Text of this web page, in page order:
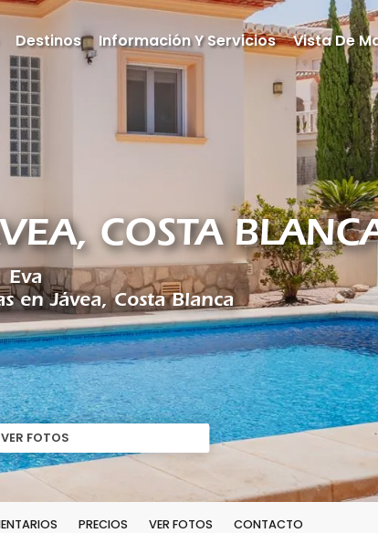
COSTA
Eva
en Jávea, Costa Blanca
VER FOTOS
PRECIOS VER FOTOS CONTACTO
Destinos Información Y Servicios Vista De